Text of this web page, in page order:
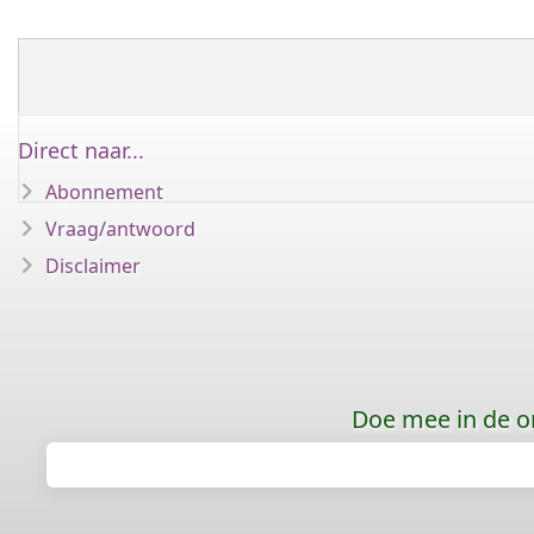
Direct naar...
Abonnement
Vraag/antwoord
Disclaimer
Doe mee in de